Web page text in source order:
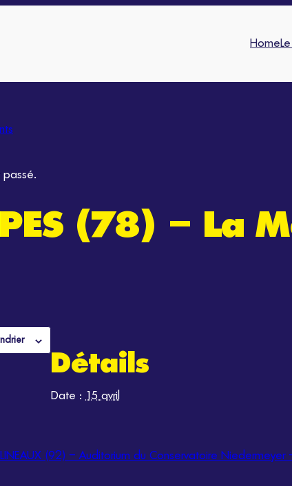
Home
(78) – La
Détails
Date : 15 avril
(92) – Auditorium du Conservatoire Niedermeyer